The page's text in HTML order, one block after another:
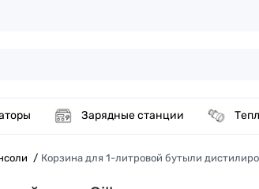
Зарядные станции
Корзина для 1-литровой бутыли